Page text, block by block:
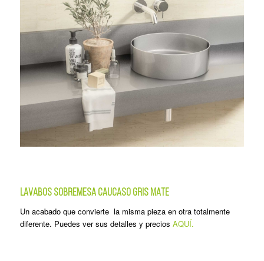
LAVABOS SOBREMESA CAUCASO GRIS MATE
Un acabado que convierte la misma pieza en otra totalmente
diferente. Puedes ver sus detalles y precios AQUÍ.